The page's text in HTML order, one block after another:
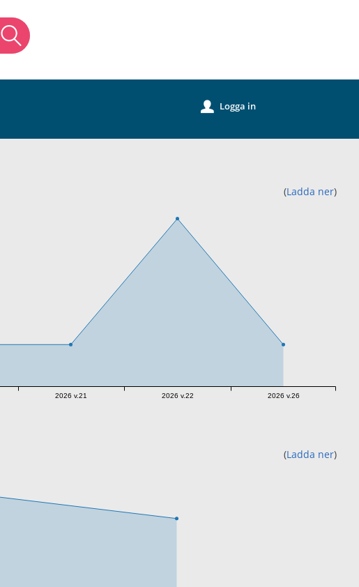
u Logga in
(Ladda ner)
2026 v.21 2026 v.22 2026 v.26
(Ladda ner)